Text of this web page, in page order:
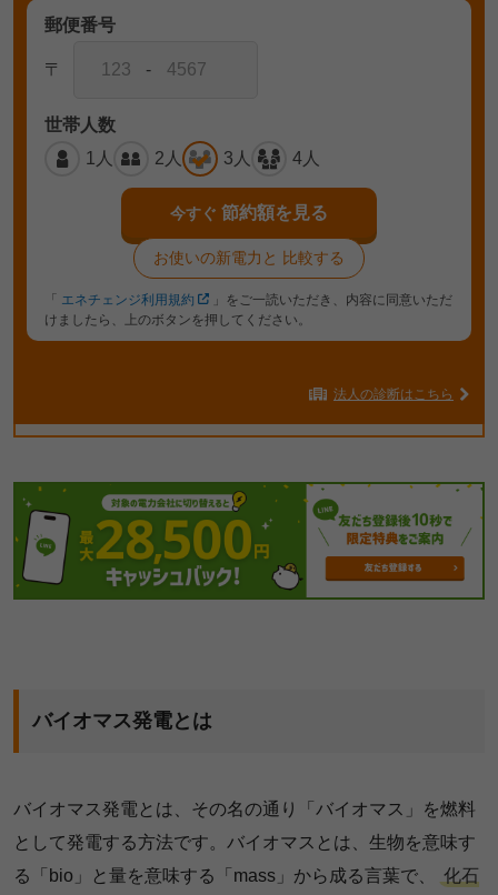
郵便番号
〒 -
世帯人数
1人
2人 3人 4人
今すぐ 節約額を見る
お使いの新電力と 比較する
「 エネチェンジ利用規約
」をご一読いただき、内容に同意いただ
けましたら、上のボタンを押してください。
法人の診断はこちら
バイオマス発電とは
バイオマス発電とは、その名の通り「バイオマス」を燃料
として発電する方法です。バイオマスとは、生物を意味す
る「bio」と量を意味する「mass」から成る言葉で、
化石